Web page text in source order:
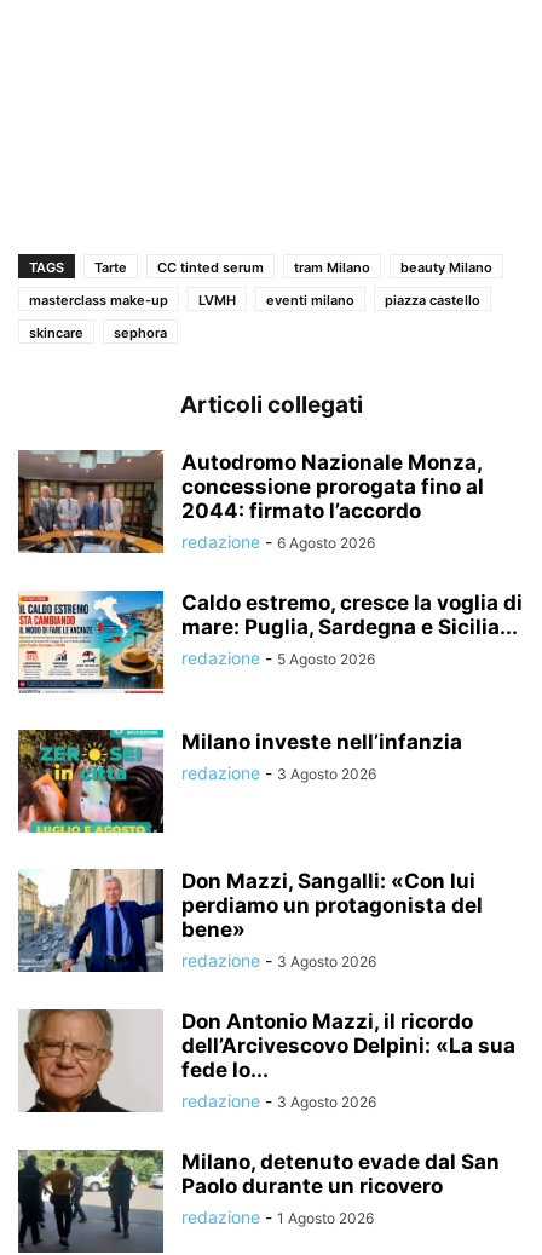
TAGS Tarte CC tinted serum tram Milano
beauty Milano
masterclass make-up
LVMH eventi milano
piazza castello
skincare
sephora
Articoli collegati
Autodromo Nazionale Monza,
concessione prorogata fino al
2044: firmato l’accordo
redazione - 6 Agosto 2026
Caldo estremo, cresce la voglia di
mare: Puglia, Sardegna e Sicilia...
redazione - 5 Agosto 2026
Milano investe nell’infanzia
redazione - 3 Agosto 2026
Don Mazzi, Sangalli: «Con lui
perdiamo un protagonista del
bene»
redazione - 3 Agosto 2026
Don Antonio Mazzi, il ricordo
dell’Arcivescovo Delpini: «La sua
fede lo...
redazione - 3 Agosto 2026
Milano, detenuto evade dal San
Paolo durante un ricovero
redazione - 1 Agosto 2026